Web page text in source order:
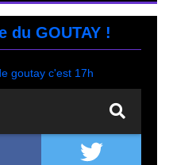
du GOUTAY !
goutay c'est 17h